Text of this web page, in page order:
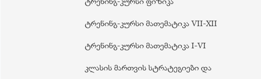
ტრენინგ-კურსი მათემატიკა VII-XII
ტრენინგ-კურსი მათემატიკა I-VI
კლასის მართვის სტრატეგიები და